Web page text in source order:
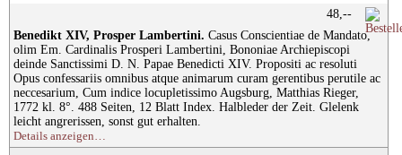
Benedikt XIV, Prosper Lambertini. Casus Conscientiae de Mandato,
olim Em. Cardinalis Prosperi Lambertini, Bononiae Archiepiscopi
deinde Sanctissimi D. N. Papae Benedicti XIV. Propositi ac resoluti
Opus confessariis omnibus atque animarum curam gerentibus perutile ac
neccesarium, Cum indice locupletissimo Augsburg, Matthias Rieger,
1772 kl. 8°. 488 Seiten, 12 Blatt Index. Halbleder der Zeit. Glelenk
leicht angrerissen, sonst gut erhalten.
Details anzeigen…
48,--